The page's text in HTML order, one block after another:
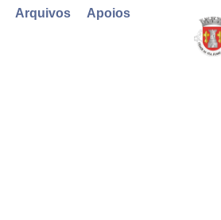
Arquivos Apoios